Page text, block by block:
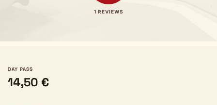
1 REVIEWS
DAY PASS
14,50 €